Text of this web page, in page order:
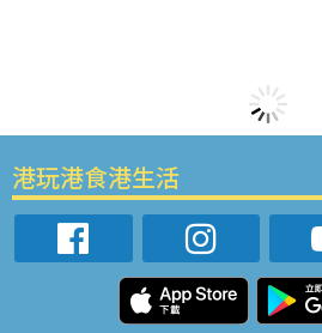
港玩港食港生活